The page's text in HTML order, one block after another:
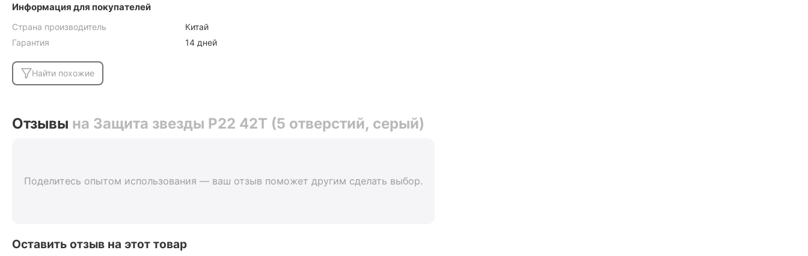
Информация для покупателей
Страна производитель
Китай
Гарантия
14 дней
Найти похожие
Отзывы на Защита звезды P22 42T (5 отверстий, серый)
Поделитесь опытом использования — ваш отзыв поможет другим сделать выбор.
Оставить отзыв на этот товар